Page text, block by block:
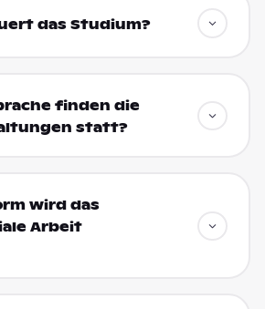
das Studium?
finden die
statt?
wird das
Arbeit